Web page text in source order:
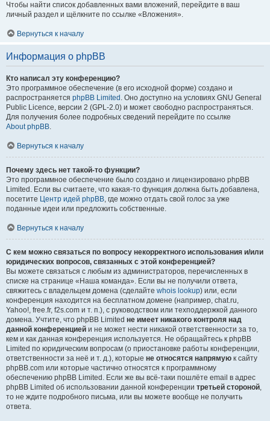
Чтобы найти список добавленных вами вложений, перейдите в ваш
личный раздел и щёлкните по ссылке «Вложения».
Вернуться к началу
Информация о phpBB
Кто написал эту конференцию?
Это программное обеспечение (в его исходной форме) создано и
распространяется phpBB Limited . Оно доступно на условиях GNU General
Public Licence, версии 2 (GPL-2.0) и может свободно распространяться.
Для получения более подробных сведений перейдите по ссылке
About phpBB.
Вернуться к началу
Почему здесь нет такой-то функции?
Это программное обеспечение было создано и лицензировано phpBB
Limited. Если вы считаете, что какая-то функция должна быть добавлена,
посетите Центр идей phpBB, где можно отдать свой голос за уже
поданные идеи или предложить собственные.
Вернуться к началу
С кем можно связаться по вопросу некорректного использования и/или
юридических вопросов, связанных с этой конференцией?
Вы можете связаться с любым из администраторов, перечисленных в
списке на странице «Наша команда». Если вы не получили ответа,
свяжитесь с владельцем домена (сделайте whois lookup) или, если
конференция находится на бесплатном домене (например, chat.ru,
Yahoo!, free.fr, f2s.com и т. п.), с руководством или техподдержкой данного
домена. Учтите, что phpBB Limited не имеет никакого контроля над
данной конференцией и не может нести никакой ответственности за то,
кем и как данная конференция используется. Не обращайтесь к phpBB
Limited по юридическим вопросам (о приостановке работы конференции,
ответственности за неё и т. д.), которые не относятся напрямую к сайту
phpBB.com или которые частично относятся к программному
обеспечению phpBB Limited. Если же вы всё-таки пошлёте email в адрес
phpBB Limited об использовании данной конференции третьей стороной,
то не ждите подробного письма, или вы можете вообще не получить
ответа.